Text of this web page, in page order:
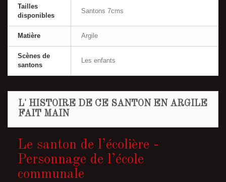
Tailles
disponibles
Santons 7cms
Matière Argile
Scènes de
santons
Les enfants
L' HISTOIRE DE CE SANTON EN ARGILE
FAIT MAIN
Le santon de l’écolière -
Personnage de l’école
communale